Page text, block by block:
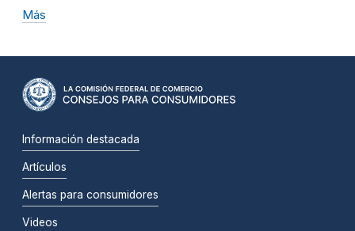
Más
Información destacada
Artículos
Alertas para consumidores
Videos